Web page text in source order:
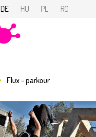
DE HU PL RO
Flux – parkour